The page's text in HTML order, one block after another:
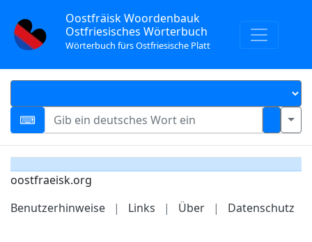
Oostfräisk Woordenbauk
Ostfriesisches Wörterbuch
Wörterbuch fürs Ostfriesische Platt
oostfraeisk.org
Benutzerhinweise
| Links | Über | Datenschutz